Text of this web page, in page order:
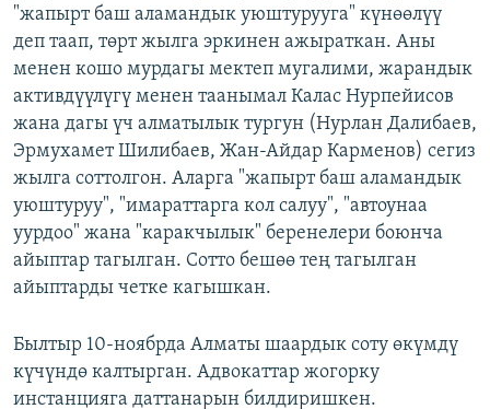
"жапырт баш аламандык уюштурууга" күнөөлүү
деп таап, төрт жылга эркинен ажыраткан. Аны
менен кошо мурдагы мектеп мугалими, жарандык
активдүүлүгү менен таанымал Калас Нурпейисов
жана дагы үч алматылык тургун (Нурлан Далибаев,
Эрмухамет Шилибаев, Жан-Айдар Карменов) сегиз
жылга соттолгон. Аларга "жапырт баш аламандык
уюштуруу", "имараттарга кол салуу", "автоунаа
уурдоо" жана "каракчылык" беренелери боюнча
айыптар тагылган. Сотто бешөө тең тагылган
айыптарды четке кагышкан.
Былтыр 10-ноябрда Алматы шаардык соту өкүмдү
күчүндө калтырган. Адвокаттар жогорку
инстанцияга даттанарын билдиришкен.